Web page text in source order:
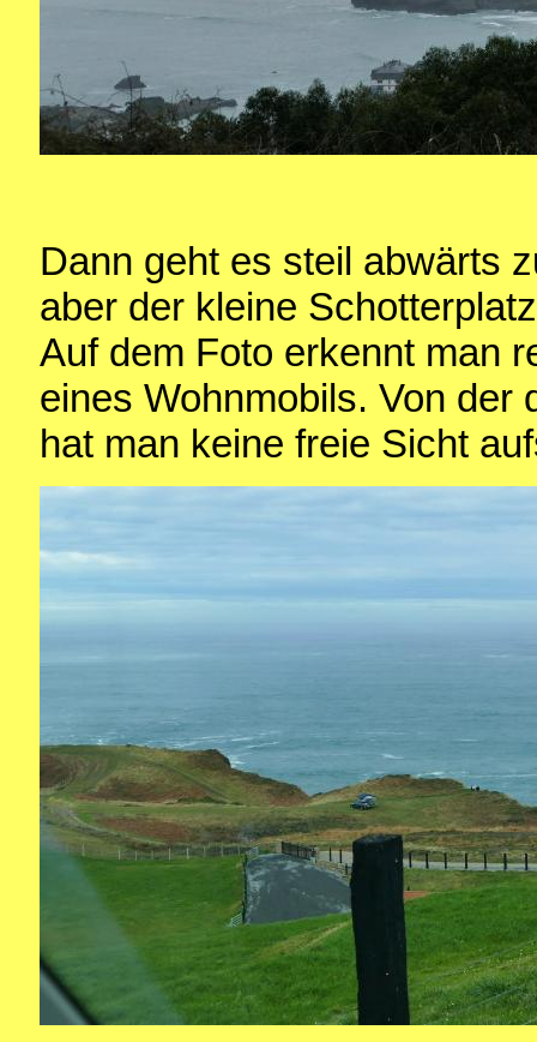
Dann geht es steil abwärts
aber der kleine
Auf dem Foto erkennt man
eines Wohnmobils. Von der
hat man keine freie Sicht